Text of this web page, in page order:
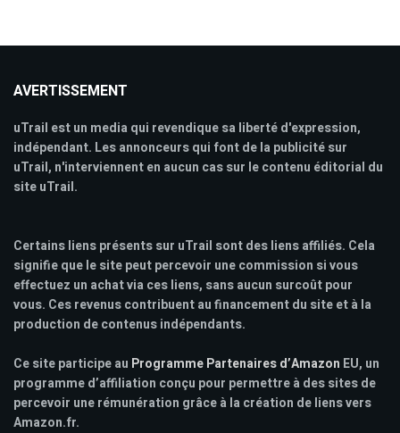
AVERTISSEMENT
uTrail est un media qui revendique sa liberté d'expression,
indépendant. Les annonceurs qui font de la publicité sur
uTrail, n'interviennent en aucun cas sur le contenu éditorial du
site uTrail.
Certains liens présents sur uTrail sont des liens affiliés. Cela
signifie que le site peut percevoir une commission si vous
effectuez un achat via ces liens, sans aucun surcoût pour
vous. Ces revenus contribuent au financement du site et à la
production de contenus indépendants.
Ce site participe au Programme Partenaires d’Amazon EU, un
programme d’affiliation conçu pour permettre à des sites de
percevoir une rémunération grâce à la création de liens vers
Amazon.fr.